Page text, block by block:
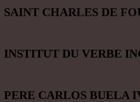
SAINT CHARLES DE
INSTITUT DU VERBE
PERE CARLOS BUELA